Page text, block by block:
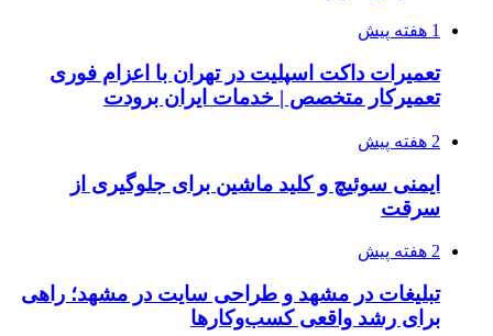
1 هفته پیش
تعمیرات داکت اسپلیت در تهران با اعزام فوری
تعمیرکار متخصص | خدمات ایران برودت
2 هفته پیش
ایمنی سوئیچ و کلید ماشین برای جلوگیری از
سرقت
2 هفته پیش
تبلیغات در مشهد و طراحی سایت در مشهد؛ راهی
برای رشد واقعی کسب‌وکارها